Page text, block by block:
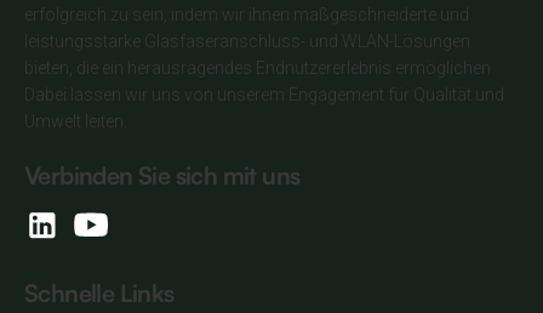
erfolgreich zu sein, indem wir ihnen maßgeschneiderte und
leistungsstarke Glasfaseranschluss- und WLAN-Lösungen
bieten, die ein herausragendes Endnutzererlebnis ermöglichen.
Dabei lassen wir uns von unserem Engagement für Qualität und
Umwelt leiten.
Verbinden Sie sich mit uns
Schnelle Links